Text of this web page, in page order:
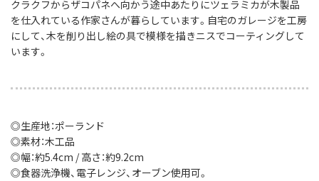
クラクフからザコパネへ向かう途中あたりにツェラミカが木製品
を仕入れている作家さんが暮らしています。 自宅のガレージを工房
にして、木を削り出し絵の具で模様を描きニスでコーティングして
います。
◎生産地：ポーランド
◎素材：木工品
◎幅：約5.4cm / 高さ：約9.2cm
◎食器洗浄機、電子レンジ、オーブン使用可。